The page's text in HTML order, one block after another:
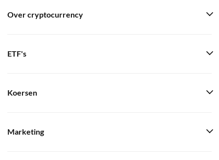
Over cryptocurrency
ETF's
Koersen
Marketing